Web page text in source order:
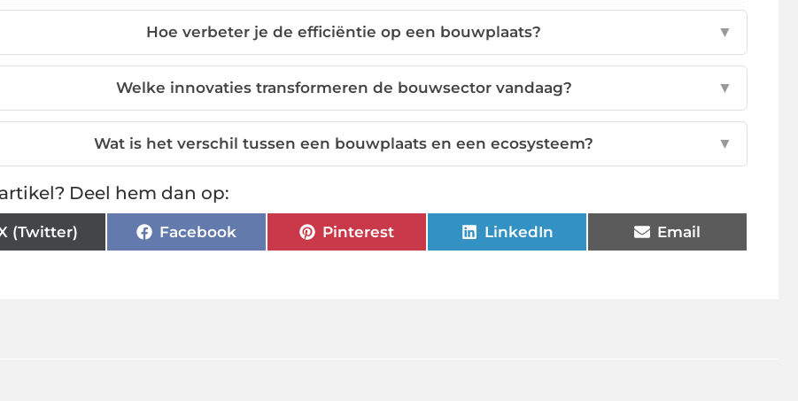
Hoe verbeter je de efficiëntie op een bouwplaats? ▼
Welke innovaties transformeren de bouwsector vandaag? ▼
Wat is het verschil tussen een bouwplaats en een ecosysteem? ▼
Deel hem dan op:
(Twitter) Facebook Pinterest LinkedIn Email